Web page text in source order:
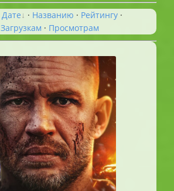
Дате · Названию · Рейтингу ·
Загрузкам · Просмотрам